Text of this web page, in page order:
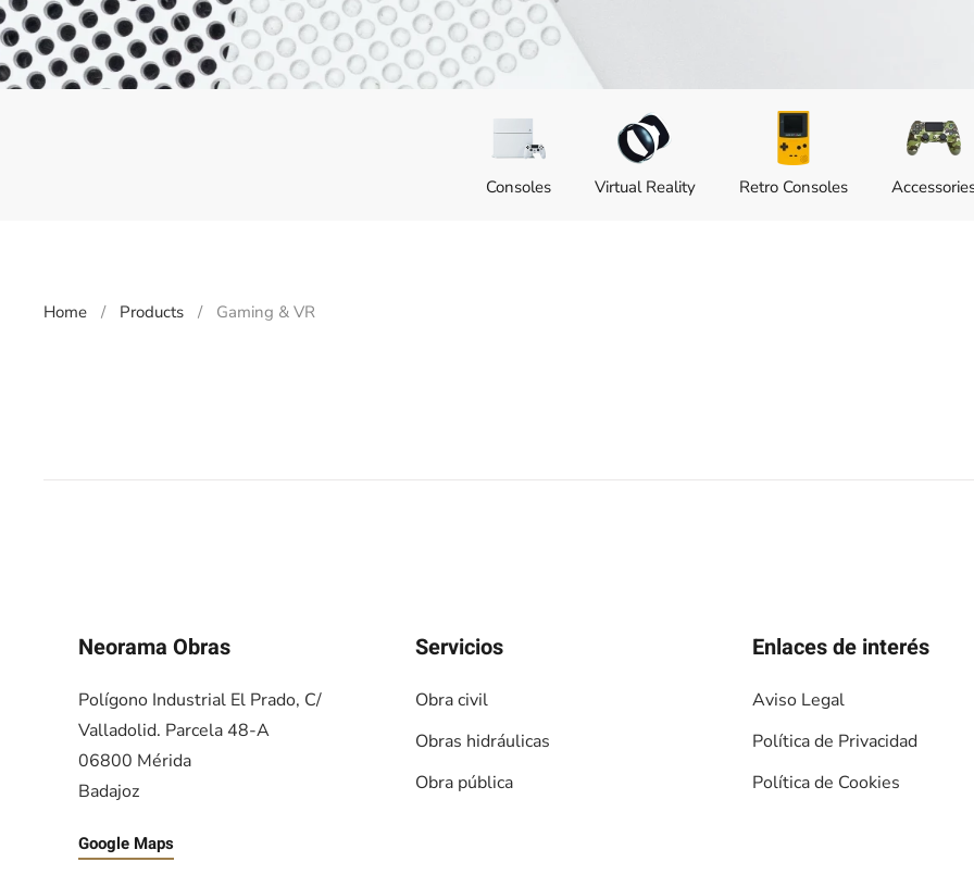
Consoles Virtual Reality Retro Consoles
Home Products Gaming & VR
Neorama Obras
Polígono Industrial El Prado, C/
Valladolid. Parcela 48-A
06800 Mérida
Badajoz
Google Maps
Servicios
Obra civil
Obras hidráulicas
Obra pública
Enlaces de interés
Aviso Legal
Política de Privacidad
Política de Cookies